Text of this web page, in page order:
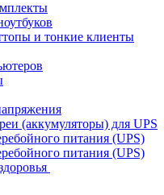
и тонкие клиенты
(аккумуляторы) для UPS
питания (UPS)
питания (UPS)